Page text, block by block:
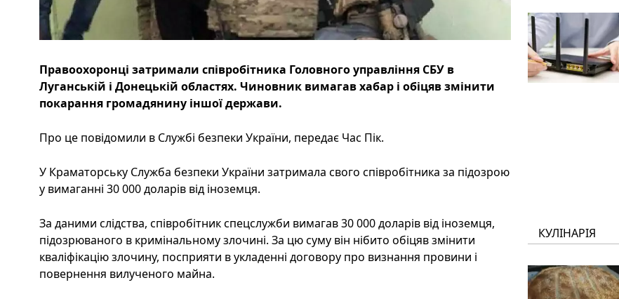
Правоохоронці затримали співробітника Головного управління СБУ в
Луганській і Донецькій областях. Чиновник вимагав хабар і обіцяв змінити
покарання громадянину іншої держави.
Про це повідомили в Службі безпеки України, передає Час Пік.
У Краматорську Служба безпеки України затримала свого співробітника за підозрою
у вимаганні 30 000 доларів від іноземця.
За даними слідства, співробітник спецслужби вимагав 30 000 доларів від іноземця,
підозрюваного в кримінальному злочині. За цю суму він нібито обіцяв змінити
кваліфікацію злочину, посприяти в укладенні договору про визнання провини і
повернення вилученого майна.
КУЛІНАРІЯ